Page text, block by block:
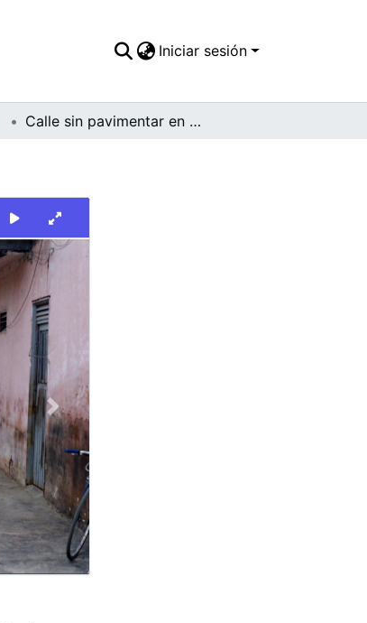
Iniciar sesión
Calle sin pavimentar en Zarzal
Next